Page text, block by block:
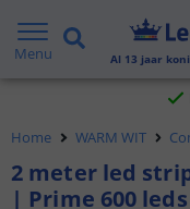
Menu Al 13 jaar
Gratis
Voor
Home WARM WIT
2 meter led
| Prime 600